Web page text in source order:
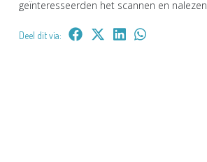
geïnteresseerden het scannen en nalezen.
Deel dit via: